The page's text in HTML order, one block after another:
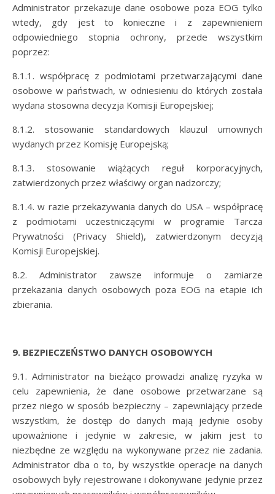
Administrator przekazuje dane osobowe poza EOG tylko
wtedy, gdy jest to konieczne i z zapewnieniem
odpowiedniego stopnia ochrony, przede wszystkim
poprzez:
8.1.1. współpracę z podmiotami przetwarzającymi dane
osobowe w państwach, w odniesieniu do których została
wydana stosowna decyzja Komisji Europejskiej;
8.1.2. stosowanie standardowych klauzul umownych
wydanych przez Komisję Europejską;
8.1.3. stosowanie wiążących reguł korporacyjnych,
zatwierdzonych przez właściwy organ nadzorczy;
8.1.4. w razie przekazywania danych do USA – współpracę
z podmiotami uczestniczącymi w programie Tarcza
Prywatności (Privacy Shield), zatwierdzonym decyzją
Komisji Europejskiej.
8.2. Administrator zawsze informuje o zamiarze
przekazania danych osobowych poza EOG na etapie ich
zbierania.
9. BEZPIECZEŃSTWO DANYCH OSOBOWYCH
9.1. Administrator na bieżąco prowadzi analizę ryzyka w
celu zapewnienia, że dane osobowe przetwarzane są
przez niego w sposób bezpieczny – zapewniający przede
wszystkim, że dostęp do danych mają jedynie osoby
upoważnione i jedynie w zakresie, w jakim jest to
niezbędne ze względu na wykonywane przez nie zadania.
Administrator dba o to, by wszystkie operacje na danych
osobowych były rejestrowane i dokonywane jedynie przez